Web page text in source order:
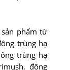
sản phẩm từ
trùng hạ
trùng hạ
đông